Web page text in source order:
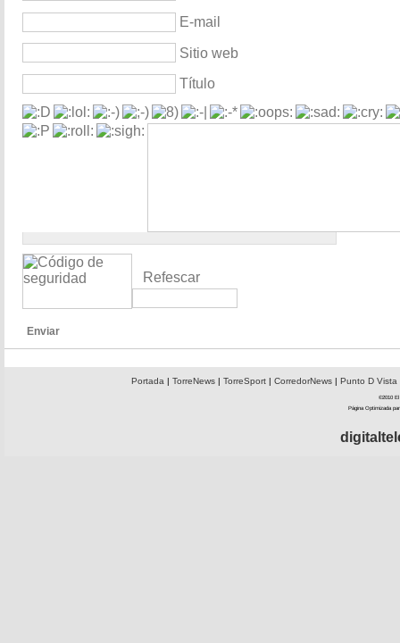
E-mail
Sitio web
Título
Refescar
Enviar
Portada| TorreNews| TorreSport| CorredorNews| Punto D Vista
©2010 El
Página Optimizada